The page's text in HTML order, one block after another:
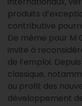
produits
contributive
De même pour M
invite à
de l’emploi.
classique,
au profit des
développement